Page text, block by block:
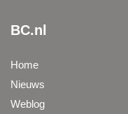
BC.nl
Home
Nieuws
Weblog